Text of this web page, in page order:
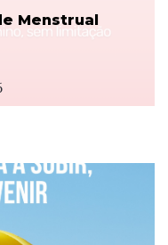
Menstrual